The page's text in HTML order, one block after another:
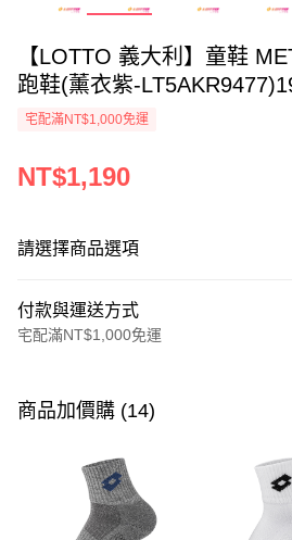
【LOTTO 義大利】童鞋
跑鞋(薰衣紫-
宅配滿NT$1,000免運
NT$1,190
請選擇商品選項
付款與運送方式
宅配滿NT$1,000免運
信用卡一次付款
Apple Pay
商品加價購 (14)